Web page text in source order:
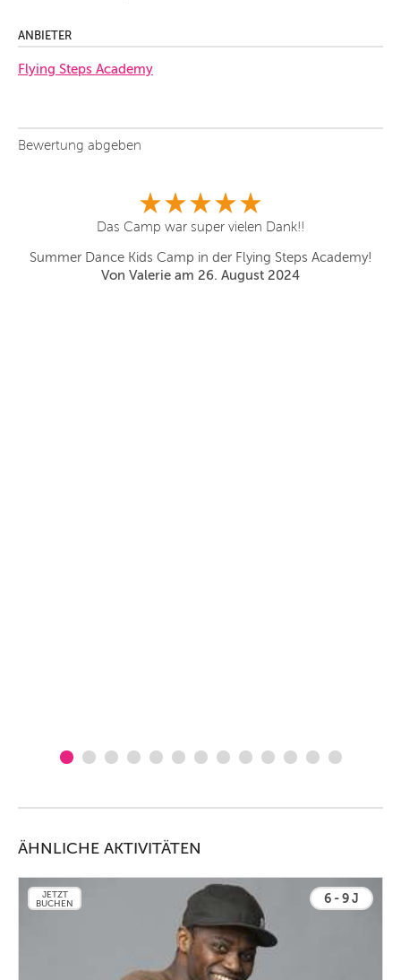
ANBIETER
Flying Steps Academy
Bewertung abgeben
Das Camp war super vielen Dank!!
Summer Dance Kids Camp in der Flying Steps Academy!
Von Valerie am 26. August 2024
ÄHNLICHE AKTIVITÄTEN
JETZT
BUCHEN
6 - 9 J